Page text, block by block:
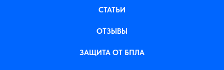
СТАТЬИ
ОТЗЫВЫ
ЗАЩИТА ОТ БПЛА